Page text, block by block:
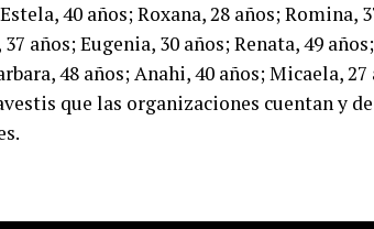
40 años; Roxana, 28 años; Romina,
años; Eugenia, 30 años; Renata, 49
48 años; Anahi, 40 años; Micaela,
que las organizaciones cuentan y